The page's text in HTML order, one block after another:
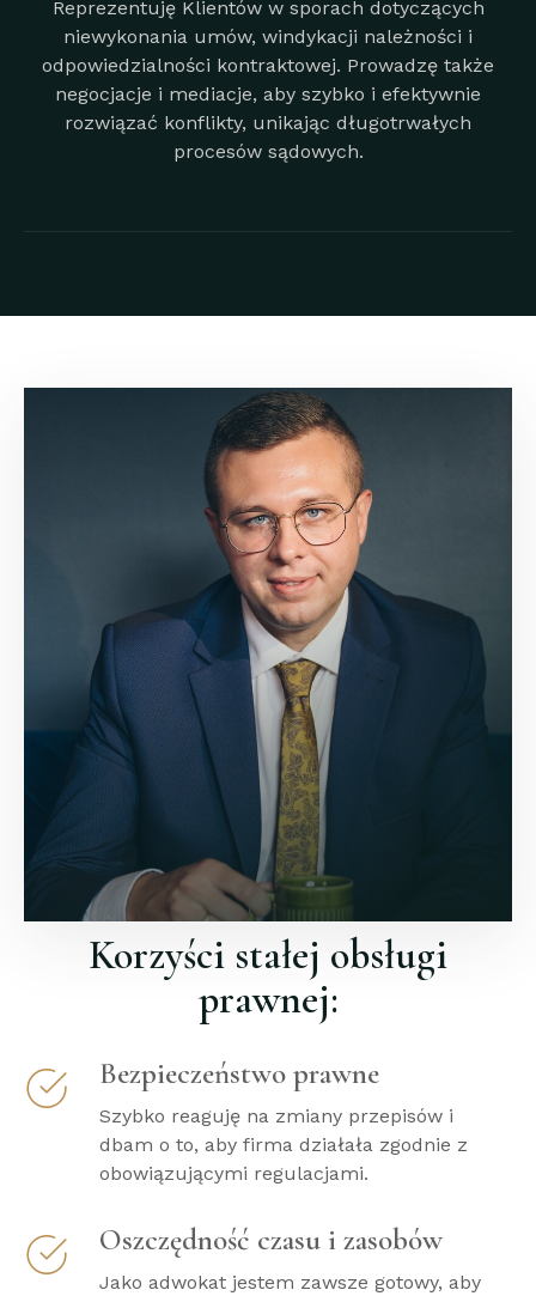
Reprezentuję Klientów w sporach dotyczących
niewykonania umów, windykacji należności i
odpowiedzialności kontraktowej. Prowadzę także
negocjacje i mediacje, aby szybko i efektywnie
rozwiązać konflikty, unikając długotrwałych
procesów sądowych.
Korzyści stałej obsługi
prawnej:
Bezpieczeństwo prawne
Szybko reaguję na zmiany przepisów i
dbam o to, aby firma działała zgodnie z
obowiązującymi regulacjami.
Oszczędność czasu i zasobów
Jako adwokat jestem zawsze gotowy, aby